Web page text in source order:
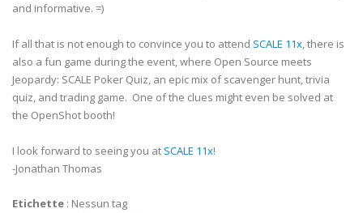
and informative. =)
If all that is not enough to convince you to attend SCALE 11x, there is
also a fun game during the event, where Open Source meets
Jeopardy: SCALE Poker Quiz, an epic mix of scavenger hunt, trivia
quiz, and trading game. One of the clues might even be solved at
the OpenShot booth!
I look forward to seeing you at SCALE 11x!
-Jonathan Thomas
Etichette : Nessun tag